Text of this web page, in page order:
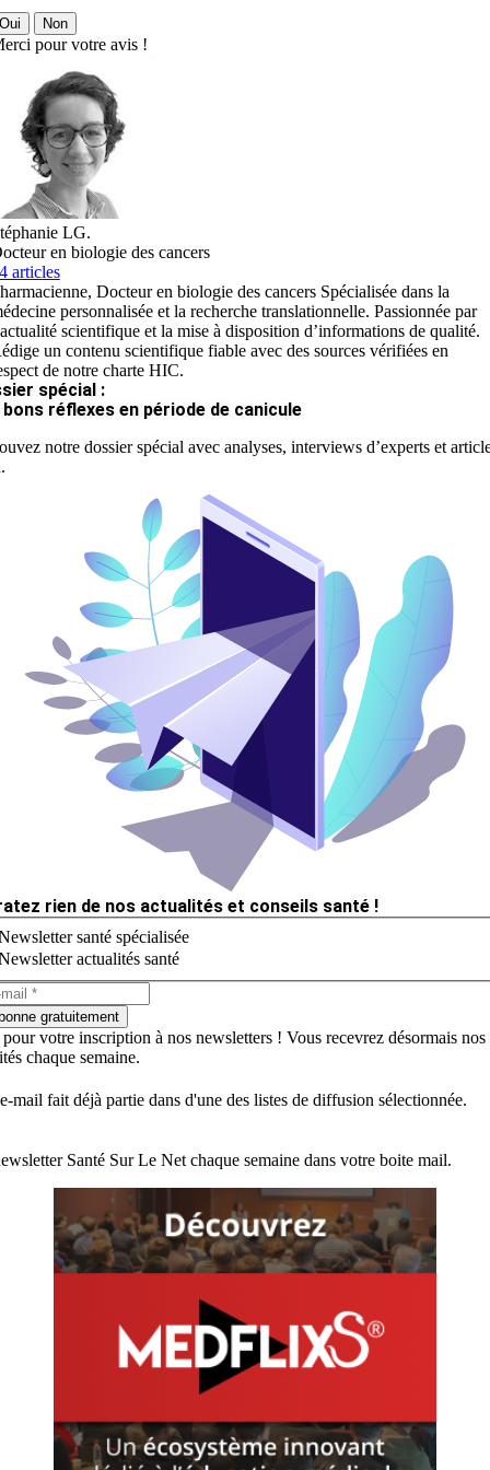
Non
pour votre avis !
LG.
en biologie des cancers
articles
Docteur en biologie des cancers Spécialisée dans la
personnalisée et la recherche translationnelle. Passionnée par
scientifique et la mise à disposition d’informations de qualité.
un contenu scientifique fiable avec des sources vérifiées en
de notre charte HIC.
spécial :
bons réflexes en période de canicule
notre dossier spécial avec analyses, interviews d’experts et
rien de nos actualités et conseils santé !
santé spécialisée
actualités santé
gratuitement
votre inscription à nos newsletters ! Vous recevrez désormais nos
chaque semaine.
mail fait déjà partie dans d'une des listes de diffusion sélectionnée.
Santé Sur Le Net chaque semaine dans votre boite mail.